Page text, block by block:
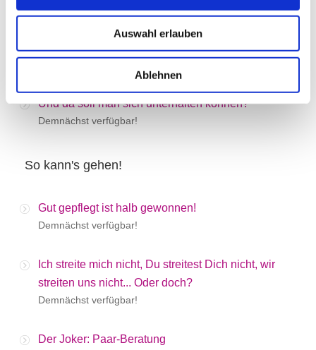
Auswahl erlauben
Ablehnen
Demnächst verfügbar!
So viel Stress überall...
Und da soll man sich unterhalten können?
Demnächst verfügbar!
So kann's gehen!
Gut gepflegt ist halb gewonnen!
Demnächst verfügbar!
Ich streite mich nicht, Du streitest Dich nicht, wir
streiten uns nicht... Oder doch?
Demnächst verfügbar!
Der Joker: Paar-Beratung